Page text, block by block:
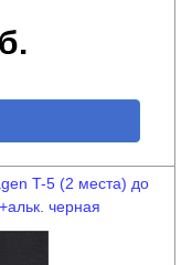
T-5 (2 места) до
черная